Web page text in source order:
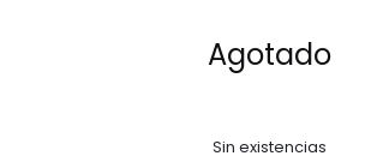
Agotado
Sin existencias